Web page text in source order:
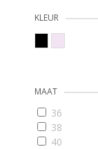
KLEUR
MAAT
36
38
40